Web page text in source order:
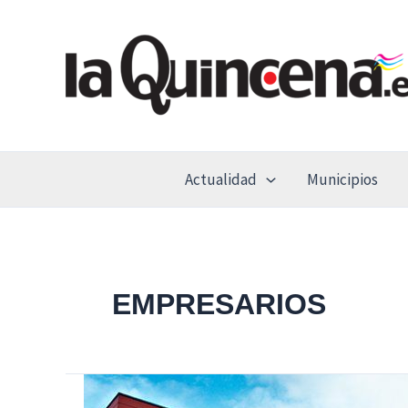
Actualidad Municipios
EMPRESARIOS
ASEARCO